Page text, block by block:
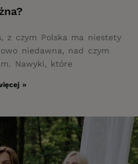
z czym Polska ma niestety
niedawna, nad czym
Nawyki, które
»